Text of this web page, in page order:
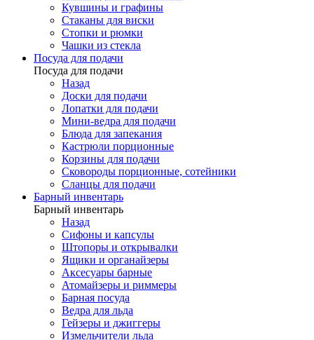
Кувшины и графины
Стаканы для виски
Стопки и рюмки
Чашки из стекла
Посуда для подачи
Посуда для подачи
Назад
Доски для подачи
Лопатки для подачи
Мини-ведра для подачи
Блюда для запекания
Кастрюли порционные
Корзины для подачи
Сковороды порционные, сотейники
Сланцы для подачи
Барный инвентарь
Барный инвентарь
Назад
Сифоны и капсулы
Штопоры и открывалки
Ящики и органайзеры
Аксесуары барные
Атомайзеры и риммеры
Барная посуда
Ведра для льда
Гейзеры и джиггеры
Измельчители льда